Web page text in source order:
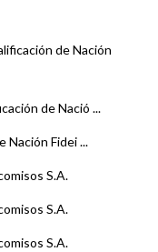
de Nación
de Nació ...
Nación Fidei ...
S.A.
S.A.
S.A.